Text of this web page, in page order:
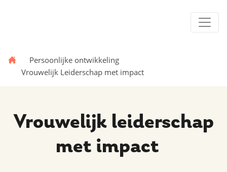
Persoonlijke ontwikkeling
Vrouwelijk Leiderschap met impact
Vrouwelijk leiderschap
met impact